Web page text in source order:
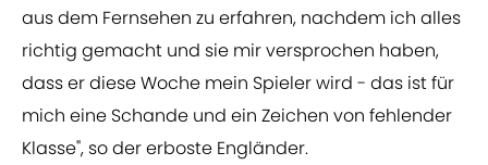
aus dem Fernsehen zu erfahren, nachdem ich alles
richtig gemacht und sie mir versprochen haben,
dass er diese Woche mein Spieler wird - das ist für
mich eine Schande und ein Zeichen von fehlender
Klasse", so der erboste Engländer.